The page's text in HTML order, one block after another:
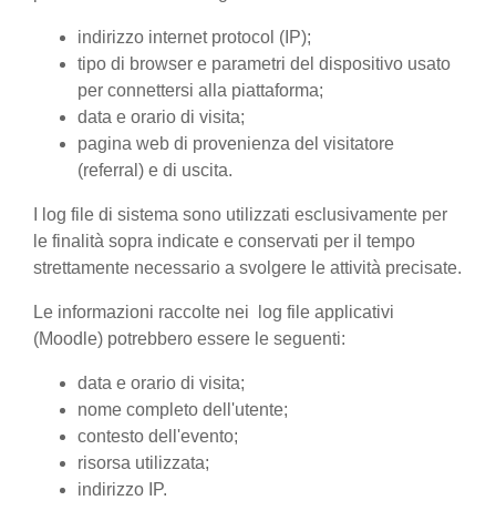
indirizzo internet protocol (IP);
tipo di browser e parametri del dispositivo usato
per connettersi alla piattaforma;
data e orario di visita;
pagina web di provenienza del visitatore
(referral) e di uscita.
I log file di sistema sono utilizzati esclusivamente per
le finalità sopra indicate e conservati per il tempo
strettamente necessario a svolgere le attività precisate.
Le informazioni raccolte nei log file applicativi
(Moodle) potrebbero essere le seguenti:
data e orario di visita;
nome completo dell'utente;
contesto dell'evento;
risorsa utilizzata;
indirizzo IP.